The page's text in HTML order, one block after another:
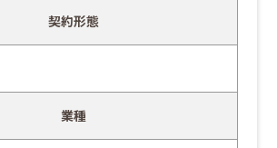
契約形態
業種